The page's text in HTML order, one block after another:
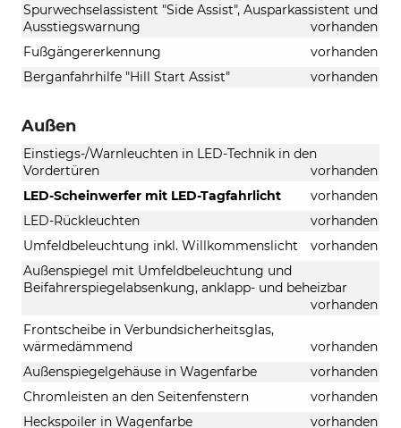
Spurwechselassistent "Side Assist", Ausparkassistent und
Ausstiegswarnung
vorhanden
Fußgängererkennung
vorhanden
Berganfahrhilfe "Hill Start Assist"
vorhanden
Außen
Einstiegs-/Warnleuchten in LED-Technik in den
Vordertüren
vorhanden
LED-Scheinwerfer mit LED-Tagfahrlicht
vorhanden
LED-Rückleuchten
vorhanden
Umfeldbeleuchtung inkl. Willkommenslicht
vorhanden
Außenspiegel mit Umfeldbeleuchtung und
Beifahrerspiegelabsenkung, anklapp- und beheizbar
vorhanden
Frontscheibe in Verbundsicherheitsglas,
wärmedämmend
vorhanden
Außenspiegelgehäuse in Wagenfarbe
vorhanden
Chromleisten an den Seitenfenstern
vorhanden
Heckspoiler in Wagenfarbe
vorhanden